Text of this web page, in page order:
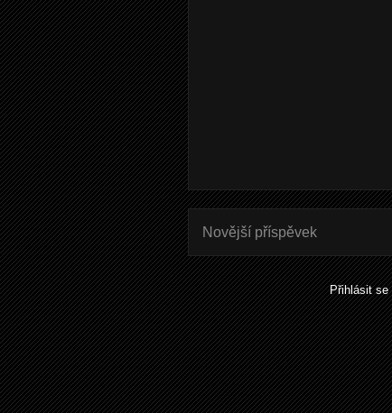
Novější příspěvek
Přihlásit